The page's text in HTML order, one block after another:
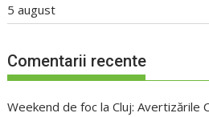
5 august
Comentarii recente
Weekend de foc la Cluj: Avertizările